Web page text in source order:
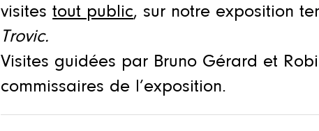
visitestout public, sur notre exposition
Trovic.
Visites guidées par Bruno Gérard et
commissaires de l’exposition.